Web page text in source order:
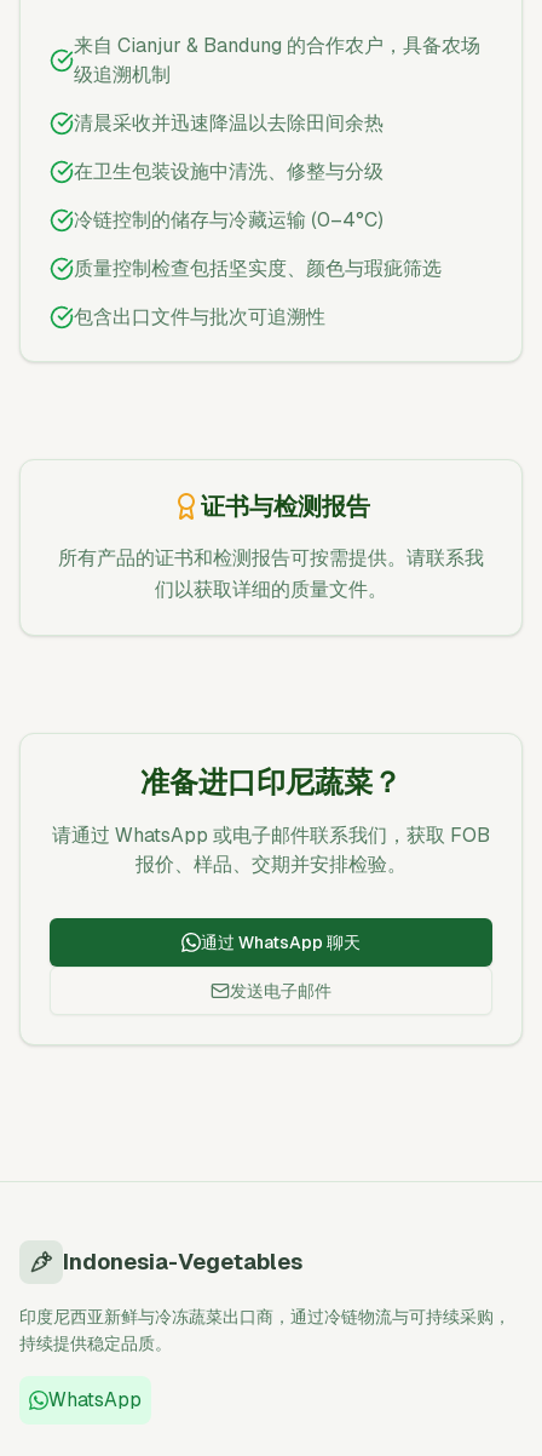
来自 Cianjur & Bandung 的合作农户，具备农场
级追溯机制
清晨采收并迅速降温以去除田间余热
在卫生包装设施中清洗、修整与分级
冷链控制的储存与冷藏运输 (0–4°C)
质量控制检查包括坚实度、颜色与瑕疵筛选
包含出口文件与批次可追溯性
证书与检测报告
所有产品的证书和检测报告可按需提供。请联系我
们以获取详细的质量文件。
准备进口印尼蔬菜？
请通过 WhatsApp 或电子邮件联系我们，获取 FOB
报价、样品、交期并安排检验。
通过 WhatsApp 聊天
发送电子邮件
Indonesia-Vegetables
印度尼西亚新鲜与冷冻蔬菜出口商，通过冷链物流与可持续采购，
持续提供稳定品质。
WhatsApp